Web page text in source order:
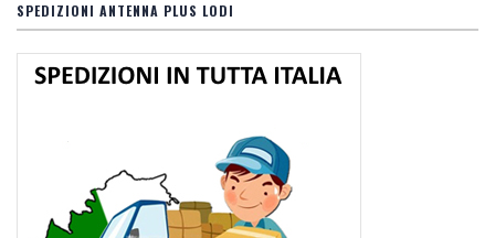
SPEDIZIONI ANTENNA PLUS LODI